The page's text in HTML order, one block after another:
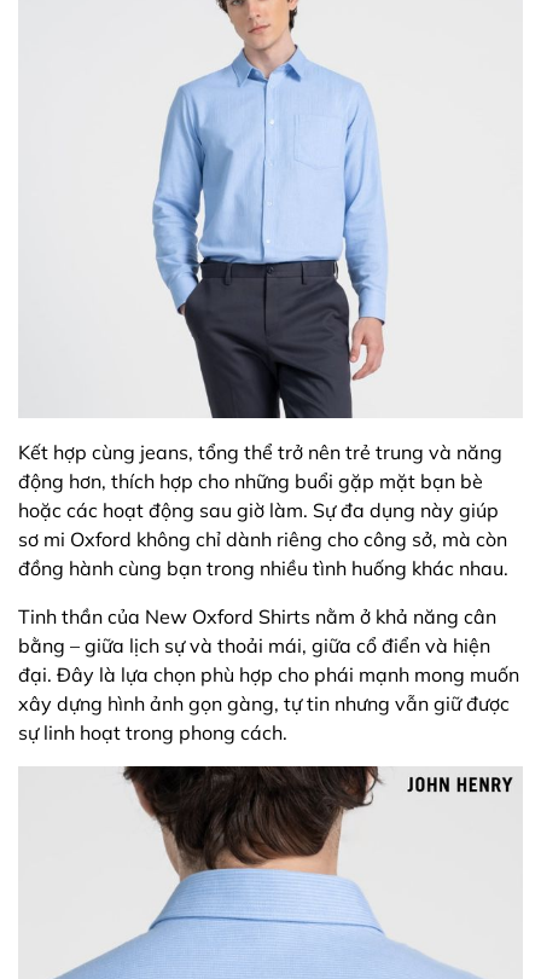
Kết hợp cùng jeans, tổng thể trở nên trẻ trung và năng
động hơn, thích hợp cho những buổi gặp mặt bạn bè
hoặc các hoạt động sau giờ làm. Sự đa dụng này giúp
sơ mi Oxford không chỉ dành riêng cho công sở, mà còn
đồng hành cùng bạn trong nhiều tình huống khác nhau.
Tinh thần của New Oxford Shirts nằm ở khả năng cân
bằng – giữa lịch sự và thoải mái, giữa cổ điển và hiện
đại. Đây là lựa chọn phù hợp cho phái mạnh mong muốn
xây dựng hình ảnh gọn gàng, tự tin nhưng vẫn giữ được
sự linh hoạt trong phong cách.